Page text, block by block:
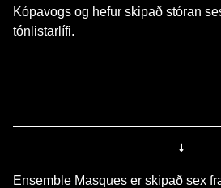
Kópavogs og hefur skipað stóran
tónlistarlífi.
Ensemble Masques er skipað sex